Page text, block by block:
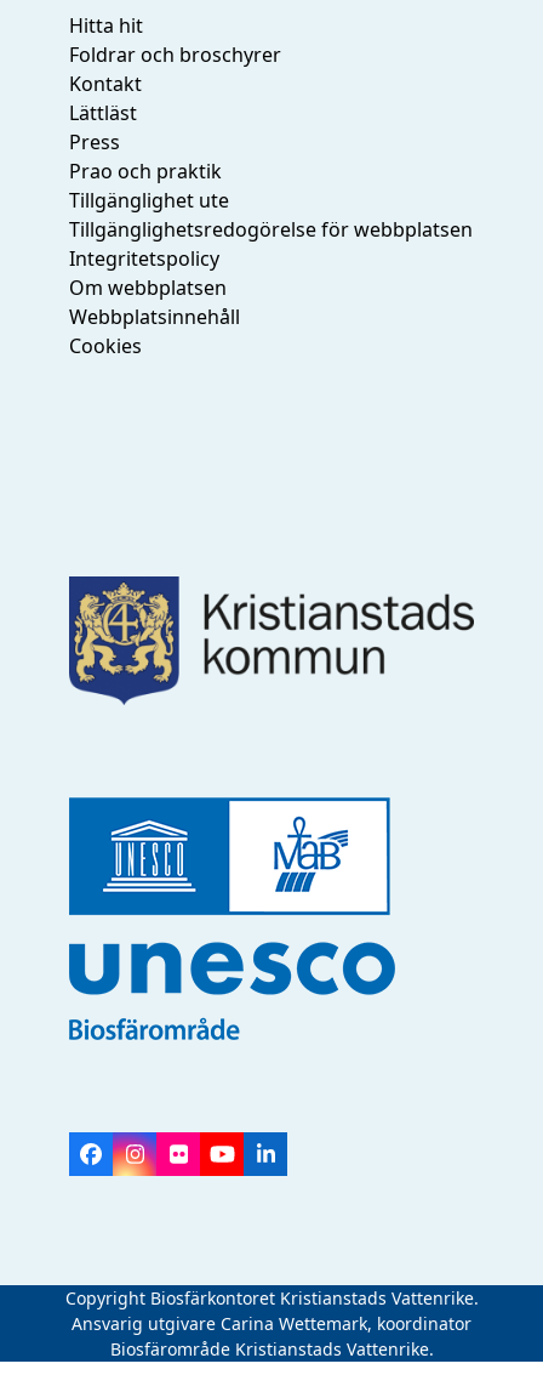
Hitta hit
Foldrar och broschyrer
Kontakt
Lättläst
Press
Prao och praktik
Tillgänglighet ute
Tillgänglighetsredogörelse för webbplatsen
Integritetspolicy
Om webbplatsen
Webbplatsinnehåll
Cookies
Facebook
Instagram
FlickrYouTubeLinkedIn
Copyright Biosfärkontoret Kristianstads Vattenrike.
Ansvarig utgivare Carina Wettemark, koordinator
Biosfärområde Kristianstads Vattenrike.